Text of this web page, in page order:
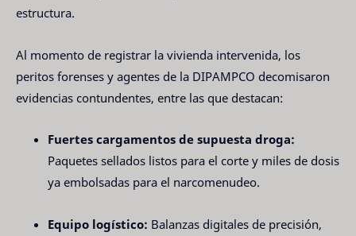
estructura.
Al momento de registrar la vivienda intervenida, los
peritos forenses y agentes de la DIPAMPCO decomisaron
evidencias contundentes, entre las que destacan:
Fuertes cargamentos de supuesta droga:
Paquetes sellados listos para el corte y miles de dosis
ya embolsadas para el narcomenudeo.
Equipo logístico: Balanzas digitales de precisión,